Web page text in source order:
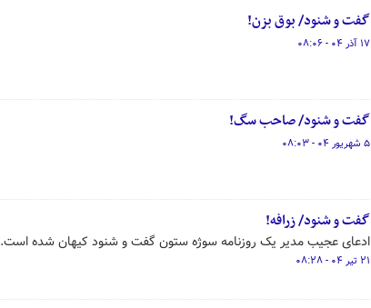
گفت و شنود/ بوق بزن!
۱۷ آذر ۰۴ - ۰۸:۰۶
گفت و شنود/ صاحب سگ‌!
۵ شهریور ۰۴ - ۰۸:۰۳
گفت و شنود/ زرافه!
ادعای عجیب مدیر یک روزنامه سوژه ستون گفت و شنود کیهان شده است.
۲۱ تیر ۰۴ - ۰۸:۲۸